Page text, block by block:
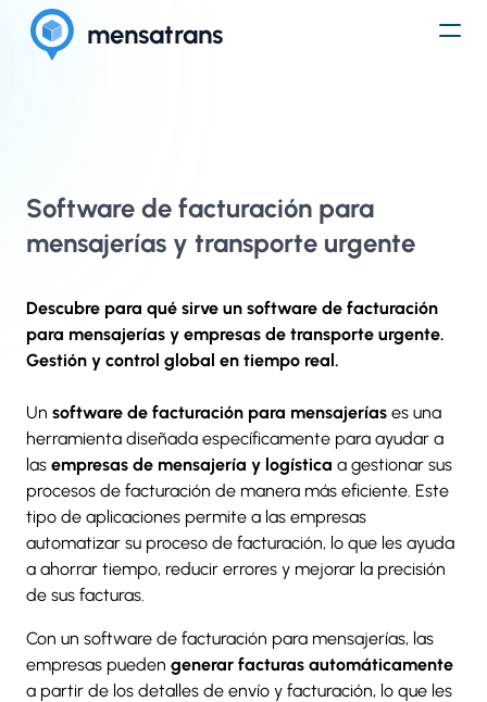
mensatrans
Software de facturación para
mensajerías y transporte urgente
Descubre para qué sirve un software de facturación
para mensajerías y empresas de transporte urgente.
Gestión y control global en tiempo real.
Un software de facturación para mensajerías es una
herramienta diseñada específicamente para ayudar a
las empresas de mensajería y logística a gestionar sus
procesos de facturación de manera más eficiente. Este
tipo de aplicaciones permite a las empresas
automatizar su proceso de facturación, lo que les ayuda
a ahorrar tiempo, reducir errores y mejorar la precisión
de sus facturas.
Con un software de facturación para mensajerías, las
empresas pueden generar facturas automáticamente
a partir de los detalles de envío y facturación, lo que les